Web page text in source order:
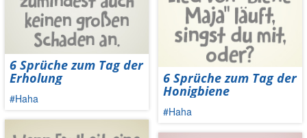
6 Sprüche zum Tag der
Erholung
#Haha
6 Sprüche zum Tag der
Honigbiene
#Haha